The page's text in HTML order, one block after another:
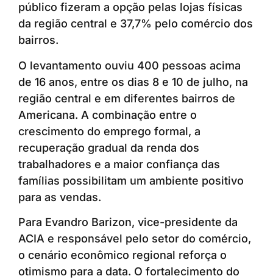
público fizeram a opção pelas lojas físicas
da região central e 37,7% pelo comércio dos
bairros.
O levantamento ouviu 400 pessoas acima
de 16 anos, entre os dias 8 e 10 de julho, na
região central e em diferentes bairros de
Americana. A combinação entre o
crescimento do emprego formal, a
recuperação gradual da renda dos
trabalhadores e a maior confiança das
famílias possibilitam um ambiente positivo
para as vendas.
Para Evandro Barizon, vice-presidente da
ACIA e responsável pelo setor do comércio,
o cenário econômico regional reforça o
otimismo para a data. O fortalecimento do